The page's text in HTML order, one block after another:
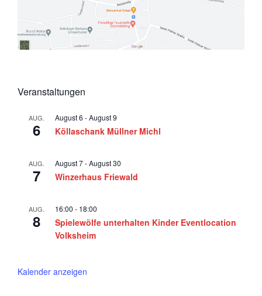
Veranstaltungen
AUG.
6
August 6 -August 9
Köllaschank Müllner Michl
AUG.
7
August 7-August 30
Winzerhaus Friewald
AUG.
8
16:00 - 18:00
Spielewölfe unterhalten Kinder Eventlocation
Volksheim
Kalender anzeigen